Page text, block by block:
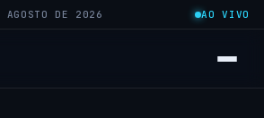
DE 2026 AO VIVO